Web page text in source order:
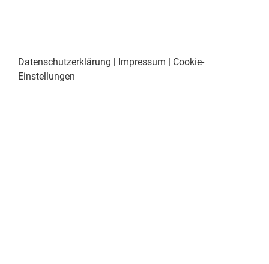
Datenschutzerklärung Impressum
Cookie-
Einstellungen